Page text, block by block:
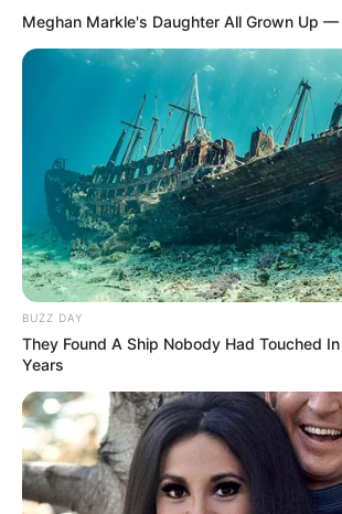
Meghan Markle's Daughter All Grown Up —
BUZZ DAY
They Found A Ship Nobody Had Touched
Years